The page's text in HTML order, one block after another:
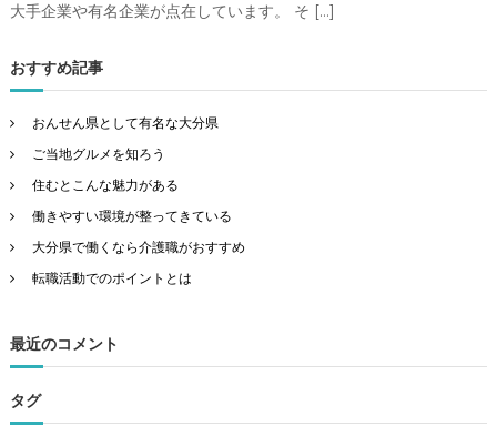
大手企業や有名企業が点在しています。 そ […]
おすすめ記事
おんせん県として有名な大分県
ご当地グルメを知ろう
住むとこんな魅力がある
働きやすい環境が整ってきている
大分県で働くなら介護職がおすすめ
転職活動でのポイントとは
最近のコメント
タグ